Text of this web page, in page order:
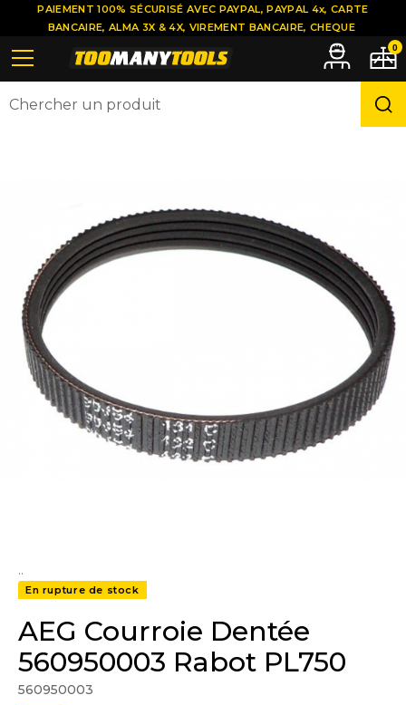
..
En rupture de stock
AEG Courroie Dentée
560950003 Rabot PL750
560950003
PAIEMENT 100% SÉCURISÉ AVEC PAYPAL, PAYPAL 4x, CARTE
BANCAIRE, ALMA 3X & 4X, VIREMENT BANCAIRE, CHEQUE
0